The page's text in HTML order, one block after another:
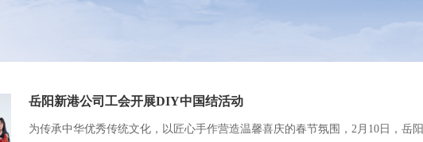
岳阳新港公司工会开展DIY中国结活动
为传承中华优秀传统文化，以匠心手作营造温馨喜庆的春节氛围，2月10日，岳阳